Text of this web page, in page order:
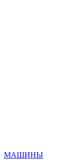
МАШИНЫ